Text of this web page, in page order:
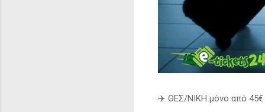
✈️ ΘΕΣ/ΝΙΚΗ μόνο από 45€